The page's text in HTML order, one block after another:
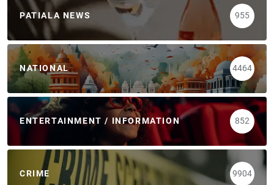
PATIALA NEWS 955
NATIONAL 4464
ENTERTAINMENT / INFORMATION 852
CRIME 9904